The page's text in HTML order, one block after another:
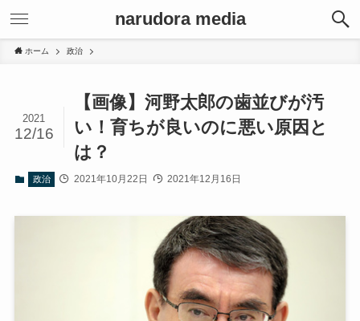
narudora media
ホーム 政治
【画像】河野太郎の歯並びが汚
い！育ちが良いのに悪い原因と
は？
2021
12/16
政治 2021年10月22日 2021年12月16日